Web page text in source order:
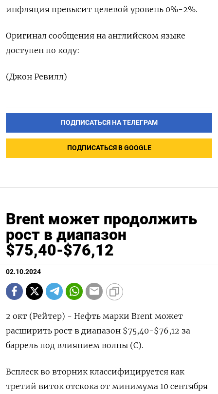
инфляция превысит целевой уровень 0%-2%.
Оригинал сообщения на английском языке
доступен по коду:
(Джон Ревилл)
ПОДПИСАТЬСЯ НА ТЕЛЕГРАМ
ПОДПИСАТЬСЯ В GOOGLE
Brent может продолжить
рост в диапазон
$75,40-$76,12
02.10.2024
2 окт (Рейтер) - Нефть марки Brent может
расширить рост в диапазон $75,40-$76,12 за
баррель под влиянием волны (C).
Всплеск во вторник классифицируется как
третий виток отскока от минимума 10 сентября